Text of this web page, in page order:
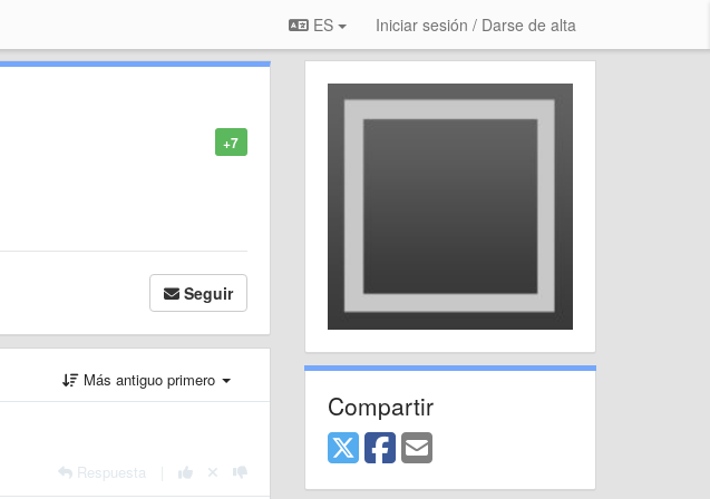
ES Iniciar sesión / Darse de alta
+7
Seguir
Más antiguo primero
Respuesta
Compartir